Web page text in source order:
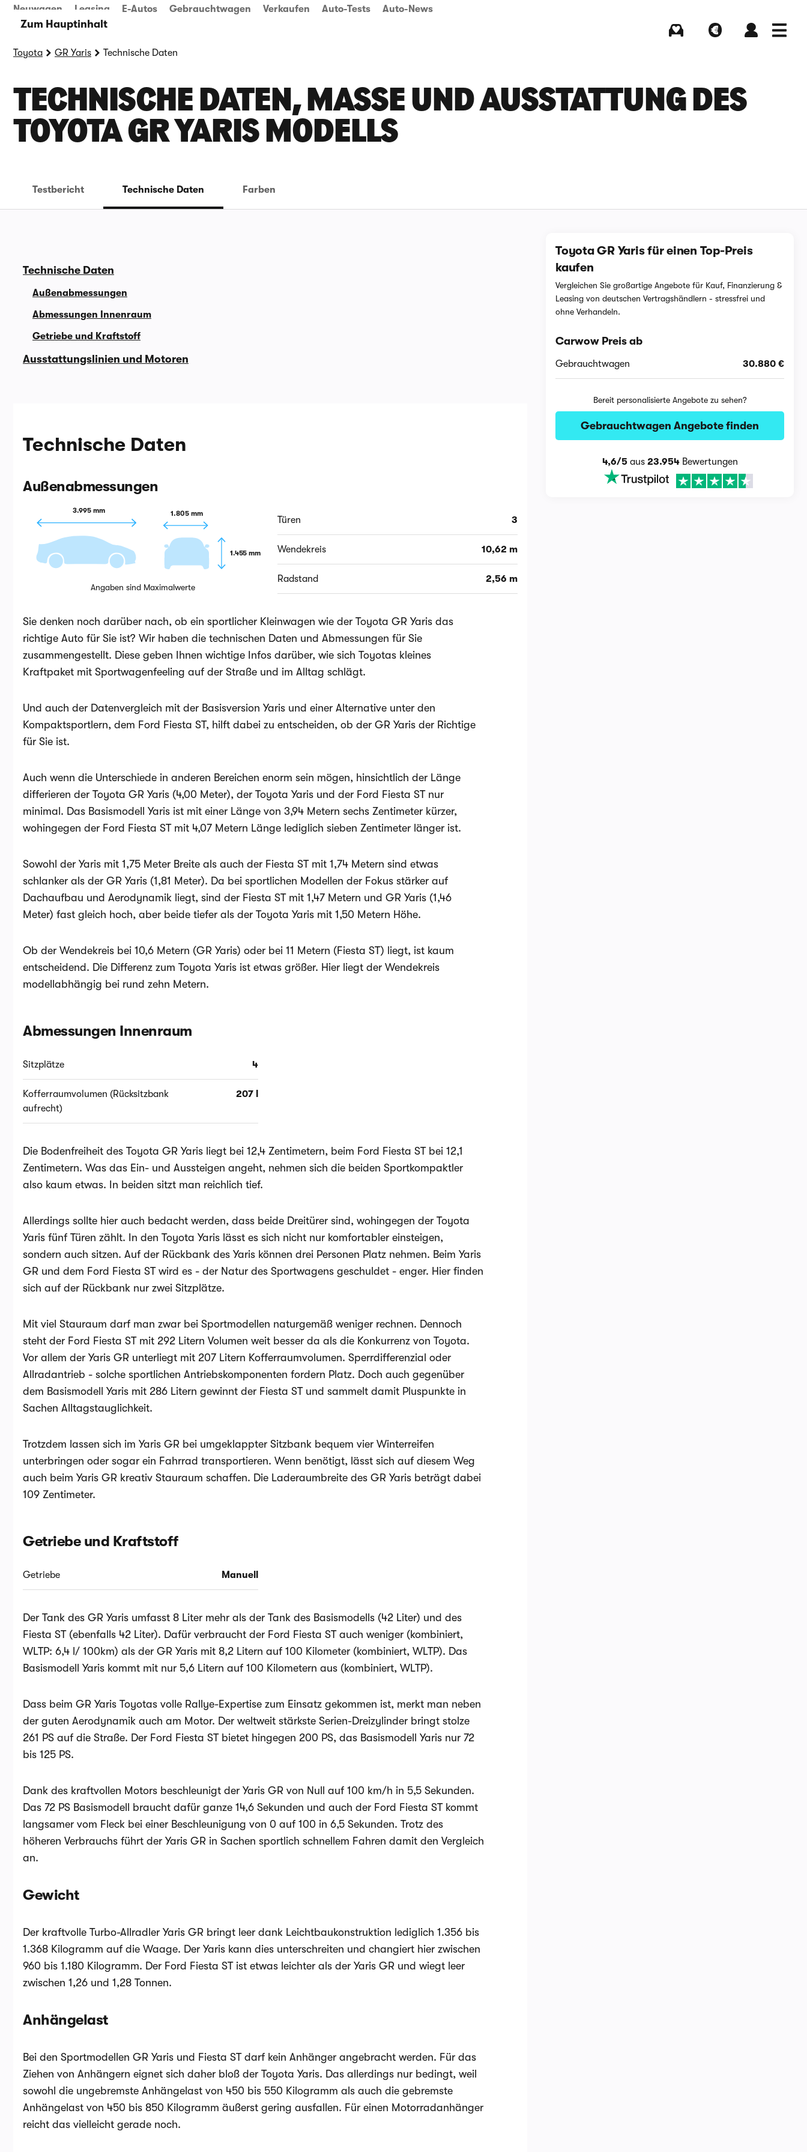
Zum Hauptinhalt
Neuwagen Leasing E-Autos Gebrauchtwagen Verkaufen Auto-Tests Auto-News
Toyota GR Yaris Technische Daten
TECHNISCHE DATEN, MASSE UND AUSSTATTUNG DES T
OYOTA GR YARIS MODELLS
Testbericht Technische Daten Farben
Technische Daten
Außenabmessungen
Abmessungen Innenraum
Getriebe und Kraftstoff
Ausstattungslinien und Motoren
Technische Daten
Außenabmessungen
3.995 mm 1.805 mm
1.455 mm
Angaben sind Maximalwerte
Türen 3
Wendekreis 10,62 m
Radstand 2,56 m
Sie denken noch darüber nach, ob ein sportlicher Kleinwagen wie der Toyota GR Yaris das
richtige Auto für Sie ist? Wir haben die technischen Daten und Abmessungen für Sie
zusammengestellt. Diese geben Ihnen wichtige Infos darüber, wie sich Toyotas kleines
Kraftpaket mit Sportwagenfeeling auf der Straße und im Alltag schlägt.
Und auch der Datenvergleich mit der Basisversion Yaris und einer Alternative unter den
Kompaktsportlern, dem Ford Fiesta ST, hilft dabei zu entscheiden, ob der GR Yaris der Richtige
für Sie ist.
Auch wenn die Unterschiede in anderen Bereichen enorm sein mögen, hinsichtlich der Länge
differieren der Toyota GR Yaris (4,00 Meter), der Toyota Yaris und der Ford Fiesta ST nur
minimal. Das Basismodell Yaris ist mit einer Länge von 3,94 Metern sechs Zentimeter kürzer,
wohingegen der Ford Fiesta ST mit 4,07 Metern Länge lediglich sieben Zentimeter länger ist.
Sowohl der Yaris mit 1,75 Meter Breite als auch der Fiesta ST mit 1,74 Metern sind etwas
schlanker als der GR Yaris (1,81 Meter). Da bei sportlichen Modellen der Fokus stärker auf
Dachaufbau und Aerodynamik liegt, sind der Fiesta ST mit 1,47 Metern und GR Yaris (1,46
Meter) fast gleich hoch, aber beide tiefer als der Toyota Yaris mit 1,50 Metern Höhe.
Ob der Wendekreis bei 10,6 Metern (GR Yaris) oder bei 11 Metern (Fiesta ST) liegt, ist kaum
entscheidend. Die Differenz zum Toyota Yaris ist etwas größer. Hier liegt der Wendekreis
modellabhängig bei rund zehn Metern.
Abmessungen Innenraum
Sitzplätze 4
Kofferraumvolumen (Rücksitzbank
aufrecht)
207 l
Die Bodenfreiheit des Toyota GR Yaris liegt bei 12,4 Zentimetern, beim Ford Fiesta ST bei 12,1
Zentimetern. Was das Ein- und Aussteigen angeht, nehmen sich die beiden Sportkompaktler
also kaum etwas. In beiden sitzt man reichlich tief.
Allerdings sollte hier auch bedacht werden, dass beide Dreitürer sind, wohingegen der Toyota
Yaris fünf Türen zählt. In den Toyota Yaris lässt es sich nicht nur komfortabler einsteigen,
sondern auch sitzen. Auf der Rückbank des Yaris können drei Personen Platz nehmen. Beim Yaris
GR und dem Ford Fiesta ST wird es - der Natur des Sportwagens geschuldet - enger. Hier finden
sich auf der Rückbank nur zwei Sitzplätze.
Mit viel Stauraum darf man zwar bei Sportmodellen naturgemäß weniger rechnen. Dennoch
steht der Ford Fiesta ST mit 292 Litern Volumen weit besser da als die Konkurrenz von Toyota.
Vor allem der Yaris GR unterliegt mit 207 Litern Kofferraumvolumen. Sperrdifferenzial oder
Allradantrieb - solche sportlichen Antriebskomponenten fordern Platz. Doch auch gegenüber
dem Basismodell Yaris mit 286 Litern gewinnt der Fiesta ST und sammelt damit Pluspunkte in
Sachen Alltagstauglichkeit.
Trotzdem lassen sich im Yaris GR bei umgeklappter Sitzbank bequem vier Winterreifen
unterbringen oder sogar ein Fahrrad transportieren. Wenn benötigt, lässt sich auf diesem Weg
auch beim Yaris GR kreativ Stauraum schaffen. Die Laderaumbreite des GR Yaris beträgt dabei
109 Zentimeter.
Getriebe und Kraftstoff
Getriebe Manuell
Der Tank des GR Yaris umfasst 8 Liter mehr als der Tank des Basismodells (42 Liter) und des
Fiesta ST (ebenfalls 42 Liter). Dafür verbraucht der Ford Fiesta ST auch weniger (kombiniert,
WLTP: 6,4 l/ 100km) als der GR Yaris mit 8,2 Litern auf 100 Kilometer (kombiniert, WLTP). Das
Basismodell Yaris kommt mit nur 5,6 Litern auf 100 Kilometern aus (kombiniert, WLTP).
Dass beim GR Yaris Toyotas volle Rallye-Expertise zum Einsatz gekommen ist, merkt man neben
der guten Aerodynamik auch am Motor. Der weltweit stärkste Serien-Dreizylinder bringt stolze
261 PS auf die Straße. Der Ford Fiesta ST bietet hingegen 200 PS, das Basismodell Yaris nur 72
bis 125 PS.
Dank des kraftvollen Motors beschleunigt der Yaris GR von Null auf 100 km/h in 5,5 Sekunden.
Das 72 PS Basismodell braucht dafür ganze 14,6 Sekunden und auch der Ford Fiesta ST kommt
langsamer vom Fleck bei einer Beschleunigung von 0 auf 100 in 6,5 Sekunden. Trotz des
höheren Verbrauchs führt der Yaris GR in Sachen sportlich schnellem Fahren damit den Vergleich
an.
Gewicht
Der kraftvolle Turbo-Allradler Yaris GR bringt leer dank Leichtbaukonstruktion lediglich 1.356 bis
1.368 Kilogramm auf die Waage. Der Yaris kann dies unterschreiten und changiert hier zwischen
960 bis 1.180 Kilogramm. Der Ford Fiesta ST ist etwas leichter als der Yaris GR und wiegt leer
zwischen 1,26 und 1,28 Tonnen.
Anhängelast
Bei den Sportmodellen GR Yaris und Fiesta ST darf kein Anhänger angebracht werden. Für das
Ziehen von Anhängern eignet sich daher bloß der Toyota Yaris. Das allerdings nur bedingt, weil
sowohl die ungebremste Anhängelast von 450 bis 550 Kilogramm als auch die gebremste
Anhängelast von 450 bis 850 Kilogramm äußerst gering ausfallen. Für einen Motorradanhänger
reicht das vielleicht gerade noch.
Toyota GR Yaris für einen Top-Preis
kaufen
Vergleichen Sie großartige Angebote für Kauf, Finanzierung &
Leasing von deutschen Vertragshändlern - stressfrei und
ohne Verhandeln.
Carwow Preis ab
Gebrauchtwagen 30.880 €
Bereit personalisierte Angebote zu sehen?
Gebrauchtwagen Angebote finden
4,6/5aus 23.954Bewertungen